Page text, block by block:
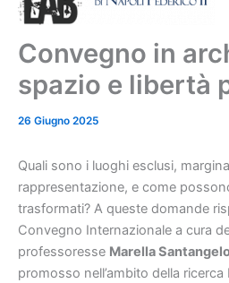
Convegno in
spazio e libertà
26 Giugno 2025
Quali sono i luoghi esclusi,
rappresentazione, e come
trasformati? A queste domande
Convegno Internazionale a cura
professoresse Marella
promosso nell’ambito della ricerca